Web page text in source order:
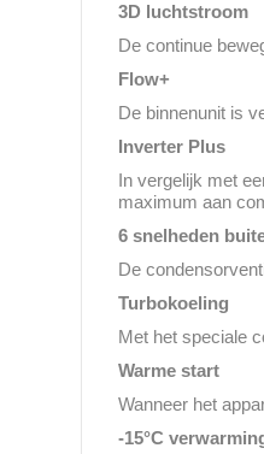
3D luchtstroom
De continue
Flow+
De binnenunit is
Inverter Plus
In vergelijk met
maximum aan
6 snelheden
De
Turbokoeling
Met het speciale
Warme start
Wanneer het
-15°C